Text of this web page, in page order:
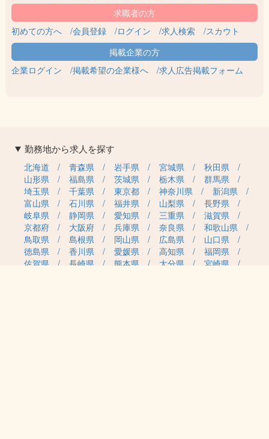
初めての方へ 会員登録 ログイン 求人検索 スカウト
企業ログイン 掲載希望の企業様へ 求人広告掲載フォーム
勤務地から求人を探す
北海道 青森県 岩手県 宮城県
秋田県
山形県
福島県 茨城県 栃木県
群馬県
埼玉県
千葉県 東京都 神奈川県
新潟県
富山県
石川県 福井県 山梨県
長野県
岐阜県
静岡県 愛知県 三重県
滋賀県
京都府
大阪府 兵庫県 奈良県
和歌山県
鳥取県
島根県 岡山県 広島県
山口県
徳島県
香川県 愛媛県 高知県
福岡県
佐賀県
長崎県 熊本県 大分県
宮崎県